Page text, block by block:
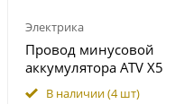
Электрика
Провод минусовой
аккумулятора ATV X5
H.O. EPS, X6 EPS, 500 HO
В наличии(4 шт)